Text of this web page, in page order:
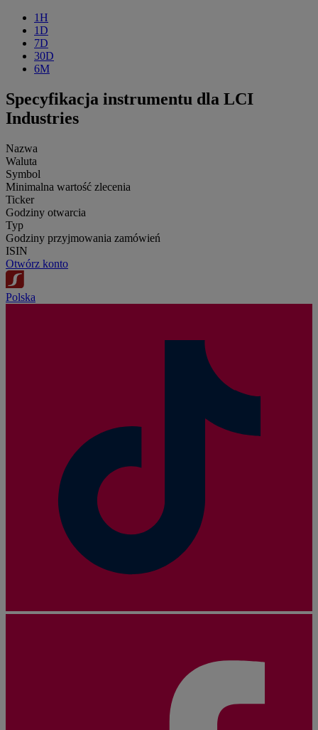
1H
1D
7D
30D
6M
Specyfikacja instrumentu dla LCI
Industries
Nazwa
Waluta
Symbol
Minimalna wartość zlecenia
Ticker
Godziny otwarcia
Typ
Godziny przyjmowania zamówień
ISIN
Otwórz konto
Polska